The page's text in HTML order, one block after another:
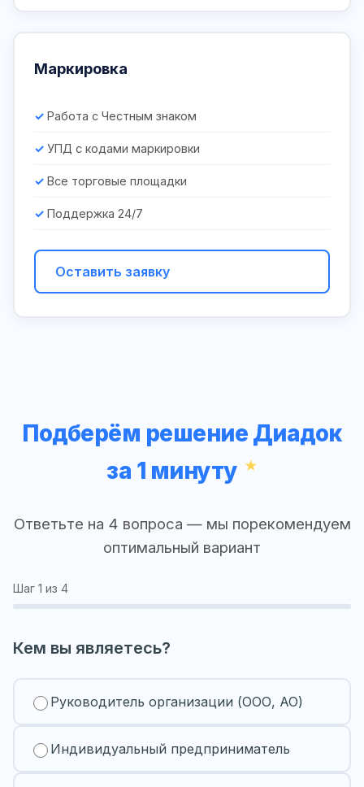
Маркировка
Работа с Честным знаком
УПД с кодами маркировки
Все торговые площадки
Поддержка 24/7
Оставить заявку
Подберём решение Диадок
за 1 минуту
Ответьте на 4 вопроса — мы порекомендуем
оптимальный вариант
Шаг 1 из 4
Кем вы являетесь?
Руководитель организации (ООО, АО)
Индивидуальный предприниматель